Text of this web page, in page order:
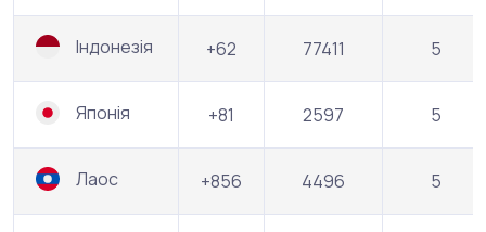
Індонезія +62 77411 5
Японія +81 2597 5
Лаос +856 4496 5